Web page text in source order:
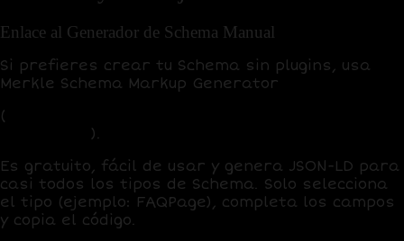
Enlace al Generador de Schema Manual
Si prefieres crear tu Schema sin plugins, usa
Merkle Schema Markup Generator
(
).
Es gratuito, fácil de usar y genera JSON-LD para
casi todos los tipos de Schema. Solo selecciona
el tipo (ejemplo: FAQPage), completa los campos
y copia el código.